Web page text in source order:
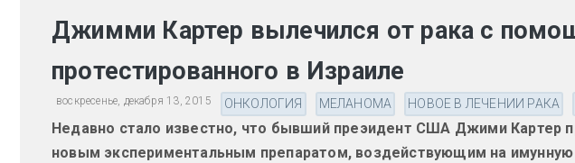
Джимми Картер вылечился от рака с
протестированного в Израиле
воскресенье, декабря 13, 2015 ОНКОЛОГИЯ МЕЛАНОМА НОВОЕ В ЛЕЧЕНИИ РАКА
Недавно стало известно, что бывший преэидент США Джими Картер
новым экспериментальным препаратом, воздействующим на имунную